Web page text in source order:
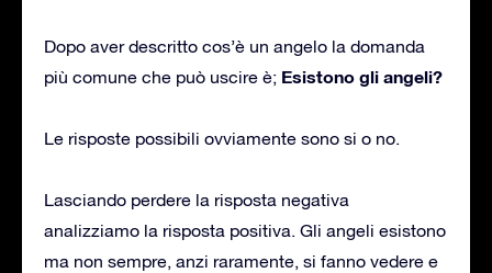
Dopo aver descritto cos’è un angelo la domanda
più comune che può uscire è; Esistono gli angeli?
Le risposte possibili ovviamente sono si o no.
Lasciando perdere la risposta negativa
analizziamo la risposta positiva. Gli angeli esistono
ma non sempre, anzi raramente, si fanno vedere e